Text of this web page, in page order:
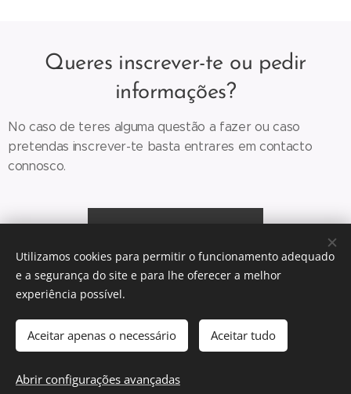
Queres inscrever-te ou pedir
informações?
No caso de teres alguma questão a fazer ou caso
pretendas inscrever-te basta entrares em contacto
connosco.
A aprender juntos português
Cookies
Português
English Español
Utilizamos cookies para permitir o funcionamento adequado
e a segurança do site e para lhe oferecer a melhor
experiência possível.
Aceitar apenas o necessário Aceitar tudo
Abrir configurações avançadas